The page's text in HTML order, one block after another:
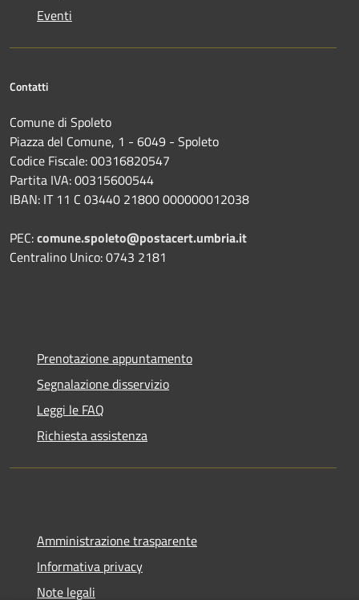
Eventi
Contatti
Comune di Spoleto
Piazza del Comune, 1 - 6049 - Spoleto
Codice Fiscale: 00316820547
Partita IVA: 00315600544
IBAN: IT 11 C 03440 21800 000000012038
PEC:comune.spoleto@postacert.umbria.it
Centralino Unico: 0743 2181
Prenotazione appuntamento
Segnalazione disservizio
Leggi le FAQ
Richiesta assistenza
Amministrazione trasparente
Informativa privacy
Note legali